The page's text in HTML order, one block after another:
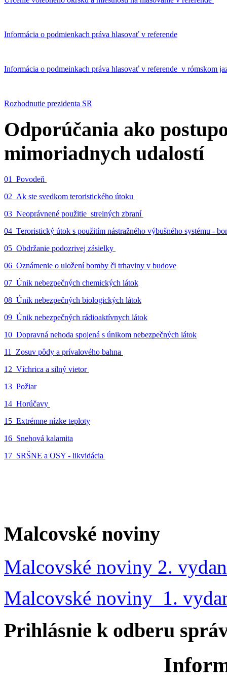
Informácia o podmienkach práva hlasovať v referende
Informácia o podmeinkach práva hlasovať v referende v rómskom
Rozhodnutie prezidenta SR
Odporúčania ako
mimoriadnych udalostí
01_Povodeň
02_Ak ste svedkom teroristického útoku
03_Neoprávnené použitie strelných zbraní
04_Teroristický útok s použitím nástražného výbušného systému -
05_Obdržanie podozrivej zásielky
06_Oznámenie o uložení bomby či trhaviny v budove
07_Únik nebezpečných chemických látok
08_Únik nebezpečných biologických látok
09_Únik nebezpečných rádioaktívnych látok
10_Dopravná nehoda spojená s únikom nebezpečných látok
11_Zosuv pôdy a prívalového bahna
12_Víchrica a silný vietor
13_Požiar
14_Horúčavy
15_Extrémne nízke teploty
16_Snehová kalamita
17_SRŠNE a OSY - likvidácia
Malcovské noviny
Malcovské noviny 2.
Malcovské noviny 1.
Prihlásnie k odberu